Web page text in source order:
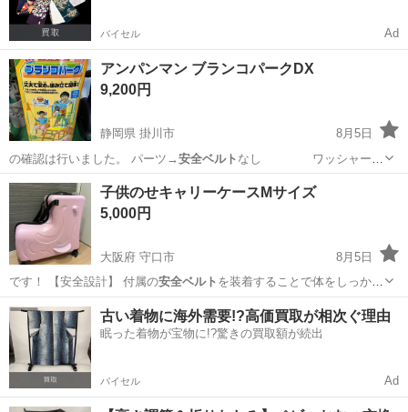
バイセル Ad
アンパンマン ブランコパークDX
9,200円
静岡県 掛川市
8月5日
の確認は行いました。 パーツ→安全ベルト なし ワッシャーが
1つ違う…
静岡 掛川市 おもちゃ
子供のせキャリーケースMサイズ
5,000円
大阪府 守口市
8月5日
です！ 【安全設計】 付属の安全ベルト を装着することで体をしっかり
固定しま…
大阪 守口市 バッグ
古い着物に海外需要!?高価買取が相次ぐ理由
眠った着物が宝物に!?驚きの買取額が続出
バイセル Ad